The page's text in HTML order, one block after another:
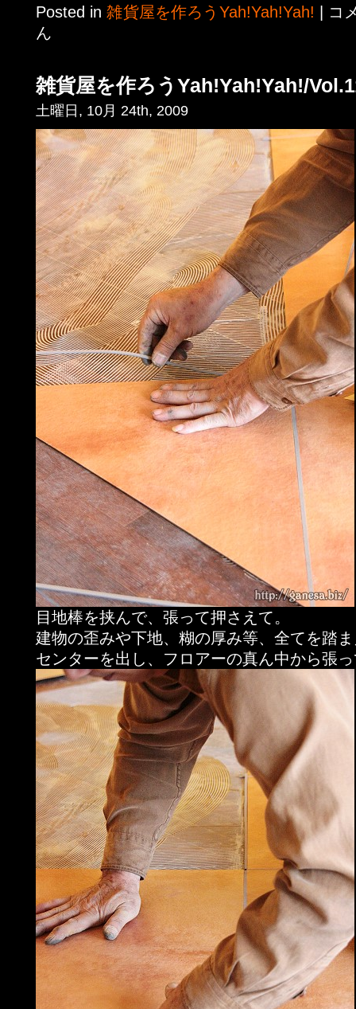
Posted in雑貨屋を作ろうYah!Yah!Yah!
コ
ん
雑貨屋を作ろうYah!Yah!Yah!/
土曜日, 10月 24th, 2009
目地棒を挟んで、張って押さえて。
建物の歪みや下地、糊の厚み等、全てを踏
センターを出し、フロアーの真ん中から張